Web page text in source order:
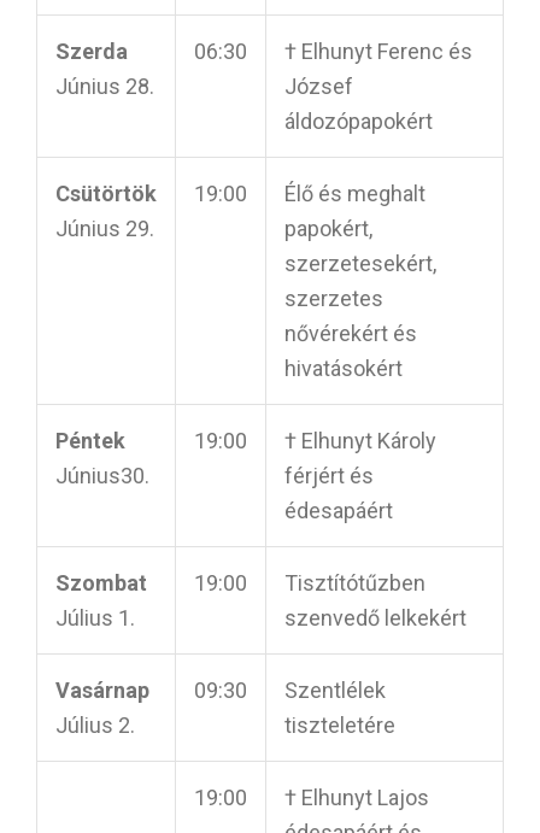
Szerda
Június 28.
06:30
† Elhunyt Ferenc és
József
áldozópapokért
Csütörtök
Június 29.
19:00
Élő és meghalt
papokért,
szerzetesekért,
szerzetes
nővérekért és
hivatásokért
Péntek
Június30.
19:00
† Elhunyt Károly
férjért és
édesapáért
Szombat
Július 1.
19:00
Tisztítótűzben
szenvedő lelkekért
Vasárnap
Július 2.
09:30
Szentlélek
tiszteletére
19:00
† Elhunyt Lajos